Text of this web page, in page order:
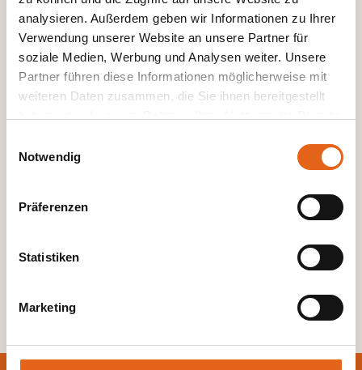
analysieren. Außerdem geben wir Informationen zu Ihrer
Verwendung unserer Website an unsere Partner für
soziale Medien, Werbung und Analysen weiter. Unsere
Partner führen diese Informationen möglicherweise mit
weiteren Daten zusammen, die Sie ihnen bereitgestellt
Bitte beachten Sie, dass einige der Partner auch Daten in
Drittländer übermitteln können, in denen möglicherweise
ein anderes Datenschutzniveau besteht als in der EU.
Übereinstimmung mit den geltenden
unsere Webseite weiterhin nutzen.
Notwendig
Präferenzen
Statistiken
Marketing